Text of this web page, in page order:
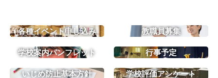
各種イベント申し込み 教職員募集
学校案内パンフレット 行事予定
いじめ防止基本方針 学校評価アンケート